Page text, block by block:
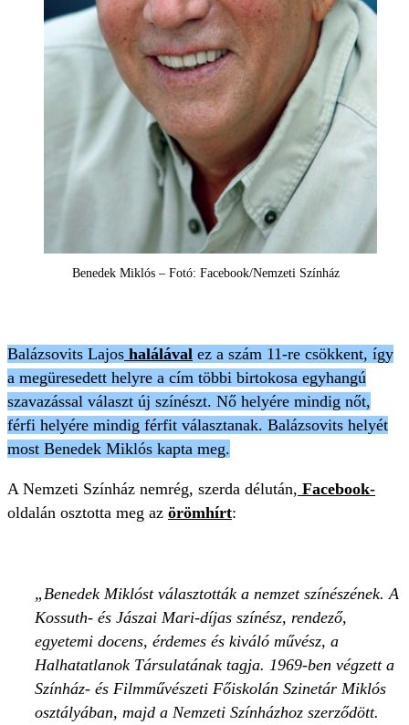
Benedek Miklós – Fotó: Facebook/Nemzeti Színház
Balázsovits Lajos halálával ez a szám 11-re csökkent, így
a megüresedett helyre a cím többi birtokosa egyhangú
szavazással választ új színészt. Nő helyére mindig nőt,
férfi helyére mindig férfit választanak. Balázsovits helyét
most Benedek Miklós kapta meg.
A Nemzeti Színház nemrég, szerda délután, Facebook-
oldalán osztotta meg az örömhírt:
Benedek Miklóst választották a nemzet színészének. A
Kossuth- és Jászai Mari-díjas színész, rendező,
egyetemi docens, érdemes és kiváló művész, a
Halhatatlanok Társulatának tagja. 1969-ben végzett a
Színház- és Filmművészeti Főiskolán Szinetár Miklós
osztályában, majd a Nemzeti Színházhoz szerződött.